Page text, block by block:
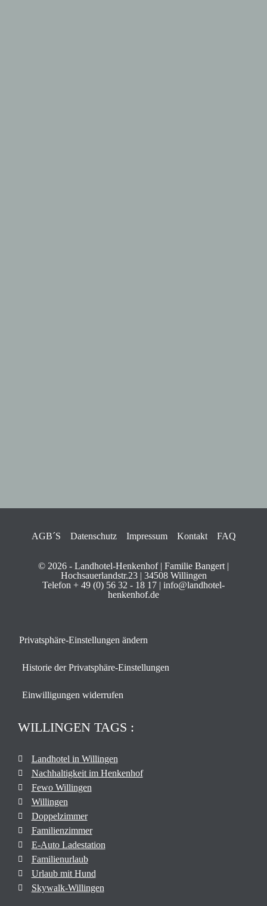
AGB´S Datenschutz Impressum Kontakt FAQ
© 2026 - Landhotel-Henkenhof | Familie Bangert |
Hochsauerlandstr.23 | 34508 Willingen
Telefon + 49 (0) 56 32 - 18 17 | info@landhotel-
henkenhof.de
Privatsphäre-Einstellungen ändern
Historie der Privatsphäre-Einstellungen
Einwilligungen widerrufen
WILLINGEN TAGS :
Landhotel in Willingen
Nachhaltigkeit im Henkenhof
Fewo Willingen
Willingen
Doppelzimmer
Familienzimmer
E-Auto Ladestation
Familienurlaub
Urlaub mit Hund
Skywalk-Willingen